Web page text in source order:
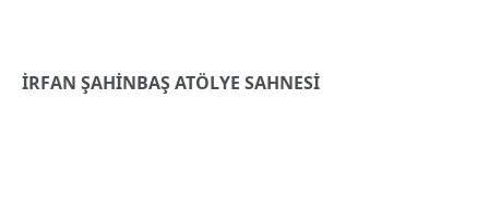
İRFAN ŞAHİNBAŞ ATÖLYE SAHNESİ